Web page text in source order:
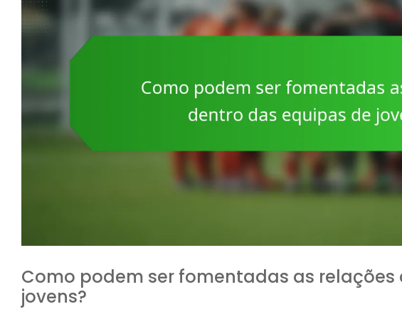
Como podem ser fomentadas as
jovens?